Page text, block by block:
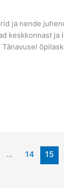
ja nende
keskkonnast ja
… 14 15